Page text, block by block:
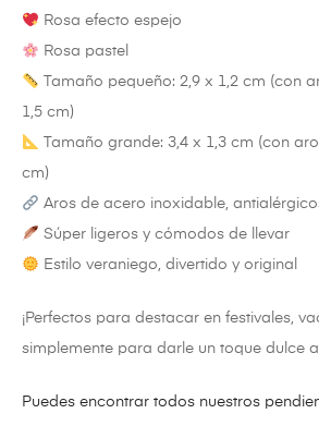
Rosa efecto espejo
Rosa pastel
Tamaño pequeño: 2,9 x 1,2 cm (con
1,5 cm)
Tamaño grande: 3,4 x 1,3 cm (con
cm)
Aros de acero inoxidable,
Súper ligeros y cómodos de llevar
Estilo veraniego, divertido y original
¡Perfectos para destacar en festivales,
simplemente para darle un toque dulce
Puedes encontrar todos nuestros